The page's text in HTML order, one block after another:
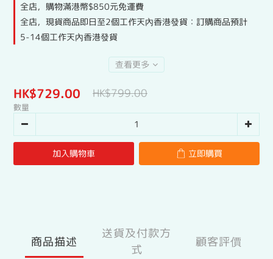
全店，購物滿港幣$850元免運費
全店，現貨商品即日至2個工作天內香港發貨：訂購商品預計
5-14個工作天內香港發貨
查看更多
HK$729.00 HK$799.00
數量
加入購物車 立即購買
商品描述
送貨及付款方
式
顧客評價